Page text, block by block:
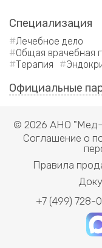
Специализация
Лечебное дело
Общая врачебная
Терапия
Официальные
© 2026 АНО "Мед-
Соглашение о
Правила
+7 (499) 728-